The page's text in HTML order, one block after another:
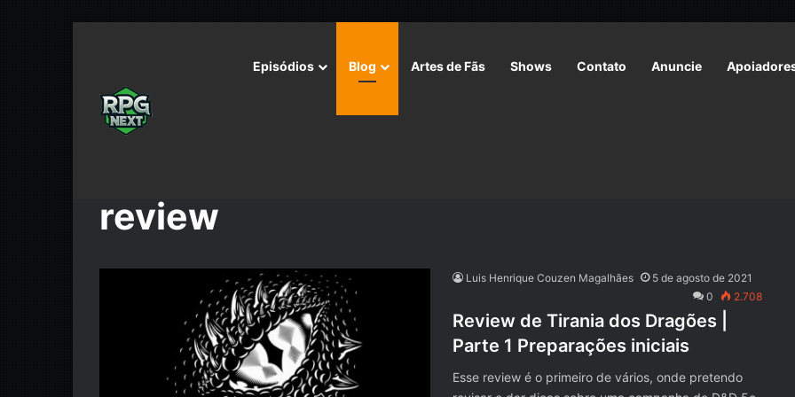
Episódios Blog Artes de Fãs Shows Contato Anuncie
review
Luis Henrique Couzen Magalhães
5 de agosto de 2021
0
2.708
Review de Tirania dos Dragões |
Parte 1 Preparações iniciais
Esse review é o primeiro de vários, onde pretendo